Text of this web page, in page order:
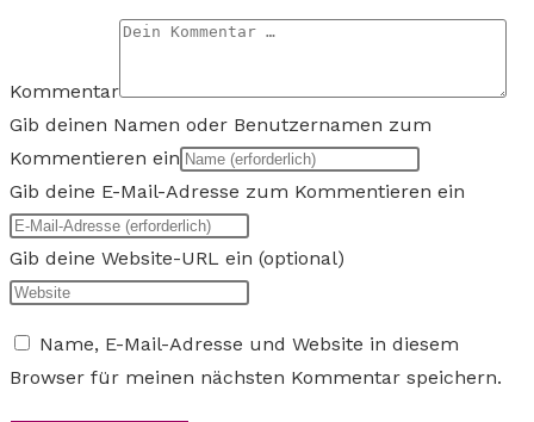
Kommentar
Gib deinen Namen oder Benutzernamen zum
Kommentieren ein
Gib deine E-Mail-Adresse zum Kommentieren ein
Gib deine Website-URL ein (optional)
Name, E-Mail-Adresse und Website in diesem
Browser für meinen nächsten Kommentar speichern.